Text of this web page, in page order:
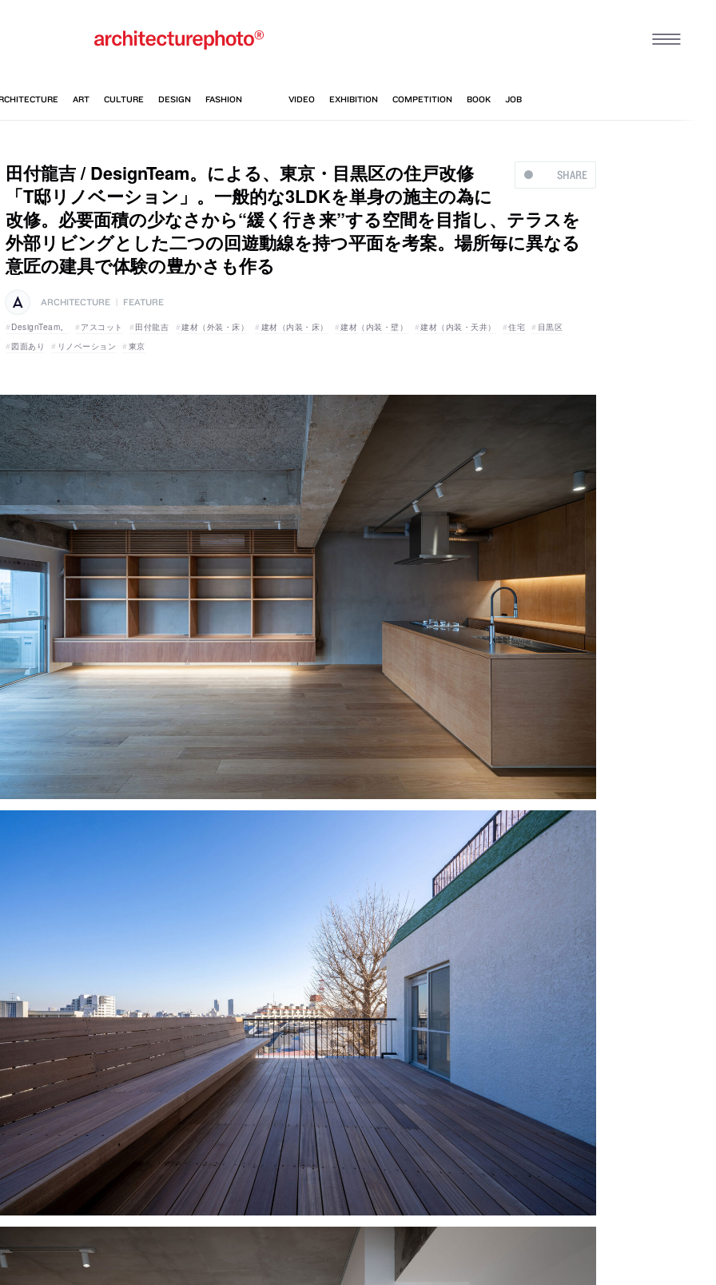
SHARE
田付龍吉 / DesignTeam。による、東京・目黒区の住戸改修
「T邸リノベーション」。一般的な3LDKを単身の施主の為に
改修。必要面積の少なさから“緩く行き来”する空間を目指し、テラスを
外部リビングとした二つの回遊動線を持つ平面を考案。場所毎に異なる
意匠の建具で体験の豊かさも作る
ARCHITECTURE FEATURE
DesignTeam。 アスコット 田付龍吉 建材（外装・床） 建材（内装・床） 建材（内装・壁） 建材（内装・天井） 住宅
目黒区
図面あり
リノベーション 東京